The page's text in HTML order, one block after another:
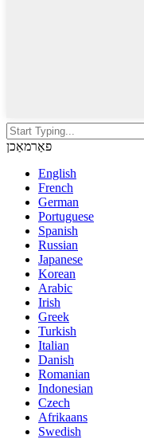
פאַרמאַכן
English
French
German
Portuguese
Spanish
Russian
Japanese
Korean
Arabic
Irish
Greek
Turkish
Italian
Danish
Romanian
Indonesian
Czech
Afrikaans
Swedish